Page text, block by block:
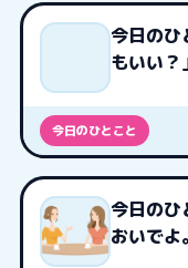
今日のひ
もいい？
今日のひとこと
今日のひ
おいでよ